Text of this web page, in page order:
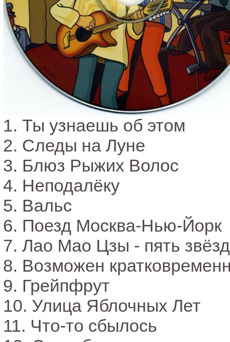
1. Ты узнаешь об этом
2. Следы на Луне
3. Блюз Рыжих Волос
4. Неподалёку
5. Вальс
6. Поезд Москва-Нью-Йорк
7. Лао Мао Цзы - пять звёзд
8. Возможен
9. Грейпфрут
10. Улица Яблочных Лет
11. Что-то сбылось